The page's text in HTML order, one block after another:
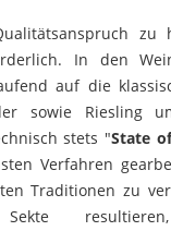
zu
In den
auf die
sowie Riesling
stets "State
Verfahren
Traditionen zu